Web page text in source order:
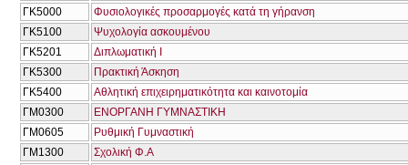
ΓΚ5000
Φυσιολογικές προσαρμογές κατά τη γήρανση
ΓΚ5100
Ψυχολογία ασκουμένου
ΓΚ5201
Διπλωματική Ι
ΓΚ5300
Πρακτική Άσκηση
ΓΚ5400
Αθλητική επιχειρηματικότητα και καινοτομία
ΓΜ0300
ΕΝΟΡΓΑΝΗ ΓΥΜΝΑΣΤΙΚΗ
ΓΜ0605
Ρυθμική Γυμναστική
ΓΜ1300
Σχολική Φ.Α